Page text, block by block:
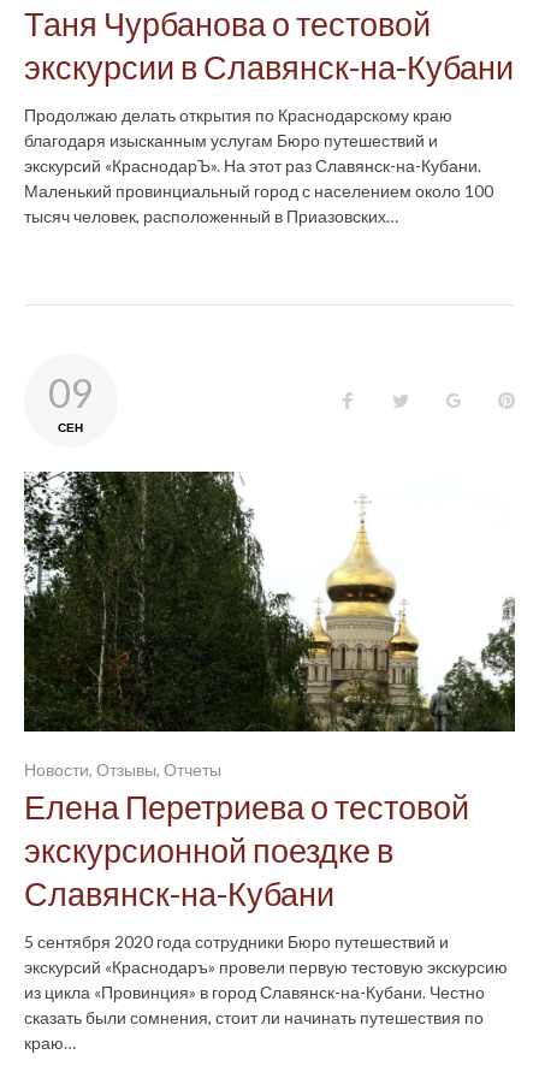
Таня Чурбанова о тестовой
экскурсии в Славянск-на-Кубани
Продолжаю делать открытия по Краснодарскому краю
благодаря изысканным услугам Бюро путешествий и
экскурсий «КраснодарЪ». На этот раз Славянск-на-Кубани.
Маленький провинциальный город с населением около 100
тысяч человек, расположенный в Приазовских…
09
СЕН
FacebookTwitter Google+
Новости, Отзывы, Отчеты
Елена Перетриева о тестовой
экскурсионной поездке в
Славянск-на-Кубани
5 сентября 2020 года сотрудники Бюро путешествий и
экскурсий «Краснодаръ» провели первую тестовую экскурсию
из цикла «Провинция» в город Славянск-на-Кубани. Честно
сказать были сомнения, стоит ли начинать путешествия по
краю…